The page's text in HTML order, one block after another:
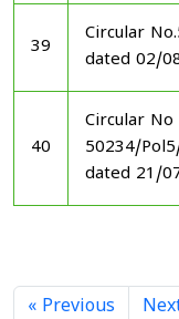
39
Circular
dated 02/
40
Circular No
50234/
dated 21/
« Previous